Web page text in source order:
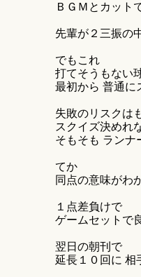
ＢＧＭとカット
先輩が２三振の
でもこれ
打てそうもない
最初から 普通に
失敗のリスクは
スクイズ決めれ
そもそも ランナ
てか
同点の意味がわ
１点差負けで
ゲームセットで
翌日の朝刊で
延長１０回に 相